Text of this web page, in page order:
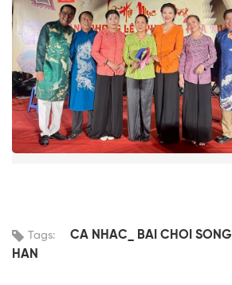
Tags:
CA NHAC_ BAI CHOI SONG
HAN